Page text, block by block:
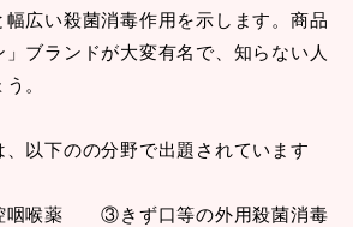
広い殺菌消毒作用を示します。商品
ブランドが大変有名で、知らない人
。
以下のの分野で出題されています
薬 ③きず口等の外用殺菌消毒